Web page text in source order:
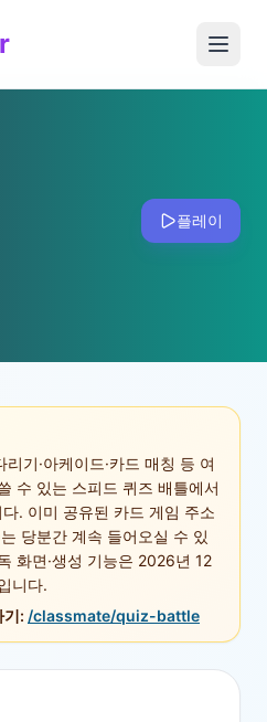
플레이
기·아케이드·카드 매칭 등 여
수 있는 스피드 퀴즈 배틀에서
. 이미 공유된 카드 게임 주소
당분간 계속 들어오실 수 있
화면·생성 기능은 2026년 12
니다.
기: /classmate/quiz-battle